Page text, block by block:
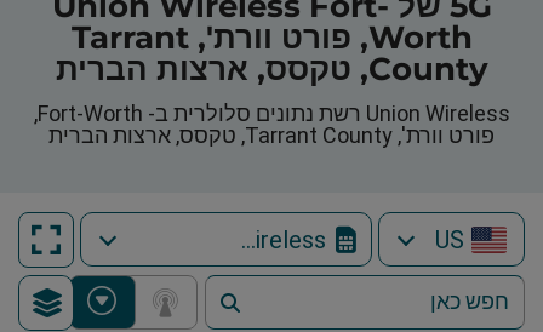
Worth, פורט וורת', Tarrant
County, טקסס, ארצות הברית
Union Wireless רשת נתונים סלולרית ב- Fort-Worth,
פורט וורת', Tarrant County, טקסס, ארצות הברית
US
Union Wireless